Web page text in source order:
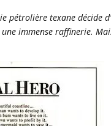
pétrolière texane décide
immense raffinerie.